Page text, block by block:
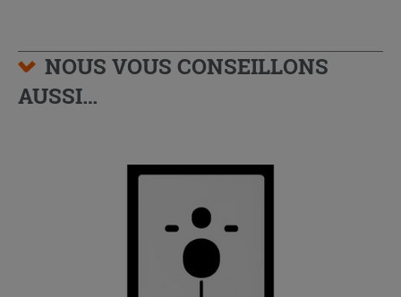
NOUS VOUS CONSEILLONS
AUSSI…